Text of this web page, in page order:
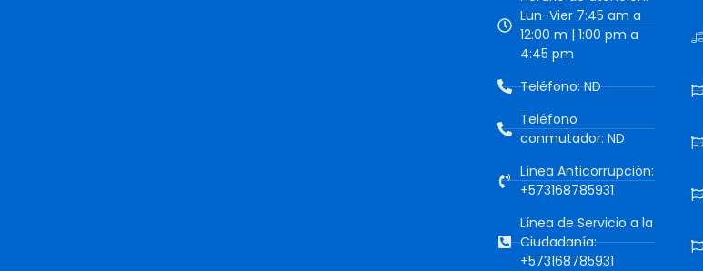
Lun-Vier 7:45 am a
12:00 m | 1:00 pm a
4:45 pm
Teléfono: ND
Teléfono
conmutador: ND
Línea Anticorrupción:
+573168785931
Línea de Servicio a la
Ciudadanía:
+573168785931